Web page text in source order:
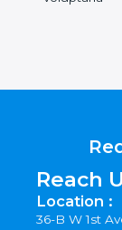
Reach
Location :
36-B W 1st